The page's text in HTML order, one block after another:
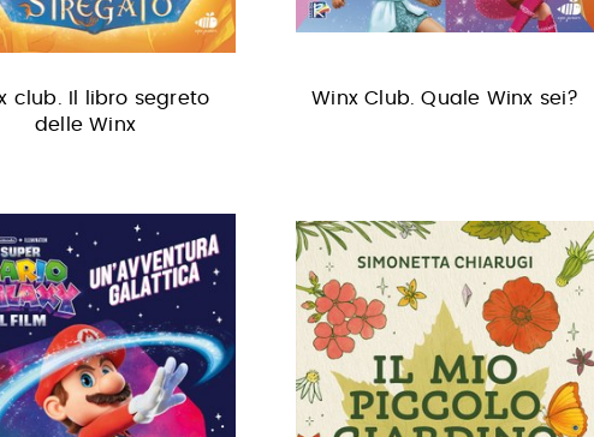
club. Il libro segreto
delle Winx
Winx Club. Quale Winx sei?